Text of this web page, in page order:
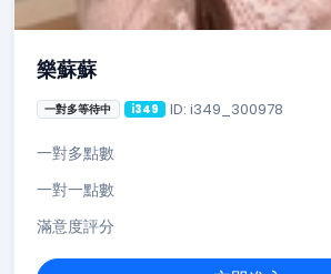
樂蘇蘇
一對多等待中 i349 ID: i349_300978
一對多點數
一對一點數
滿意度評分